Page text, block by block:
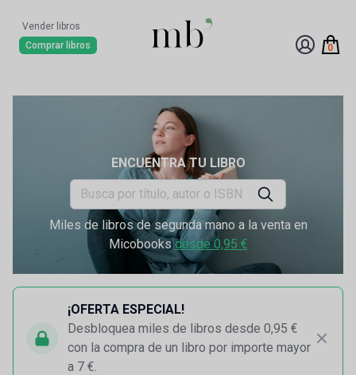
Vender libros
Comprar libros
0
ENCUENTRA TU LIBRO
Miles de libros de segunda mano a la venta en
Micobooksdesde 0,95 €
¡OFERTA ESPECIAL!
Desbloquea miles de libros desde 0,95 €
con la compra de un libro por importe mayor
a 7 €.